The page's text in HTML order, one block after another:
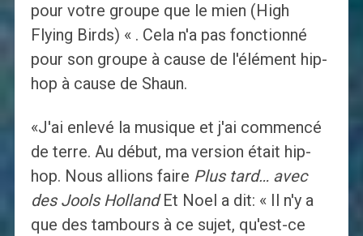
pour votre groupe que le mien (High
Flying Birds) « . Cela n'a pas fonctionné
pour son groupe à cause de l'élément hip-
hop à cause de Shaun.
«J'ai enlevé la musique et j'ai commencé
de terre. Au début, ma version était hip-
hop. Nous allions faire Plus tard… avec
des Jools HollandEt Noel a dit: « Il n'y a
que des tambours à ce sujet, qu'est-ce